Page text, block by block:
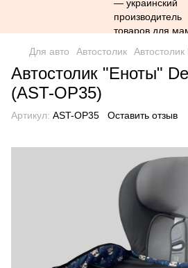
Для авто Автостолик
Автостолик "Еноты"
(AST-OP35)
Артикул: AST-OP35 Оставить отзыв